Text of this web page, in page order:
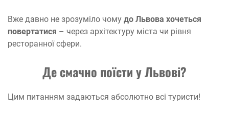
Вже давно не зрозуміло чому до Львова хочеться
повертатися – через архітектуру міста чи рівня
ресторанної сфери.
Де смачно поїсти у Львові?
Цим питанням задаються абсолютно всі туристи!